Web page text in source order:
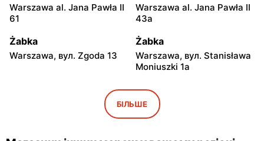
Warszawa al. Jana Pawła II
61
Warszawa al. Jana Pawła II
43a
Żabka
Warszawa, вул. Zgoda 13
Żabka
Warszawa, вул. Stanisława
Moniuszki 1a
Świętokrzyska 0 Stacja
Żabka
Warszawa, вул.
Grzybowska 5
БІЛЬШЕ